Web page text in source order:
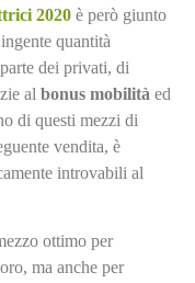
2020 è però giunto
quantità
dei privati, di
al bonus mobilità ed
di questi mezzi di
vendita, è
introvabili al
ottimo per
ma anche per